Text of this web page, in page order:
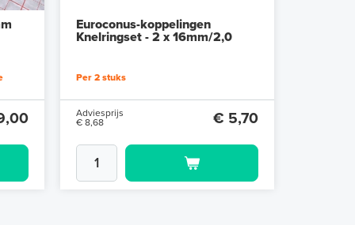
Euroconus-koppelingen
Knelringset - 2 x 16mm/2,0
Per 2 stuks
Adviesprijs
€ 8,68
€ 5,70